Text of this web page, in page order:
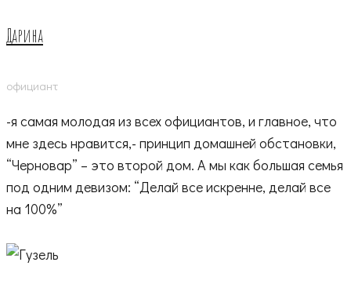
Дарина
официант
-я самая молодая из всех официантов, и главное, что
мне здесь нравится,- принцип домашней обстановки,
“Черновар” – это второй дом. А мы как большая семья
под одним девизом: “Делай все искренне, делай все
на 100%”